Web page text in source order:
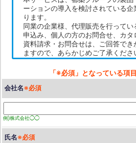
ーションの導入を検討されている
ります。
同業の企業様、代理販売を行って
申込み、個人の方のお問合せ、カ
資料請求・お問合せは、ご回答で
ますので、あらかじめご了承くださ
会社名
例)株式会社◯◯
氏名